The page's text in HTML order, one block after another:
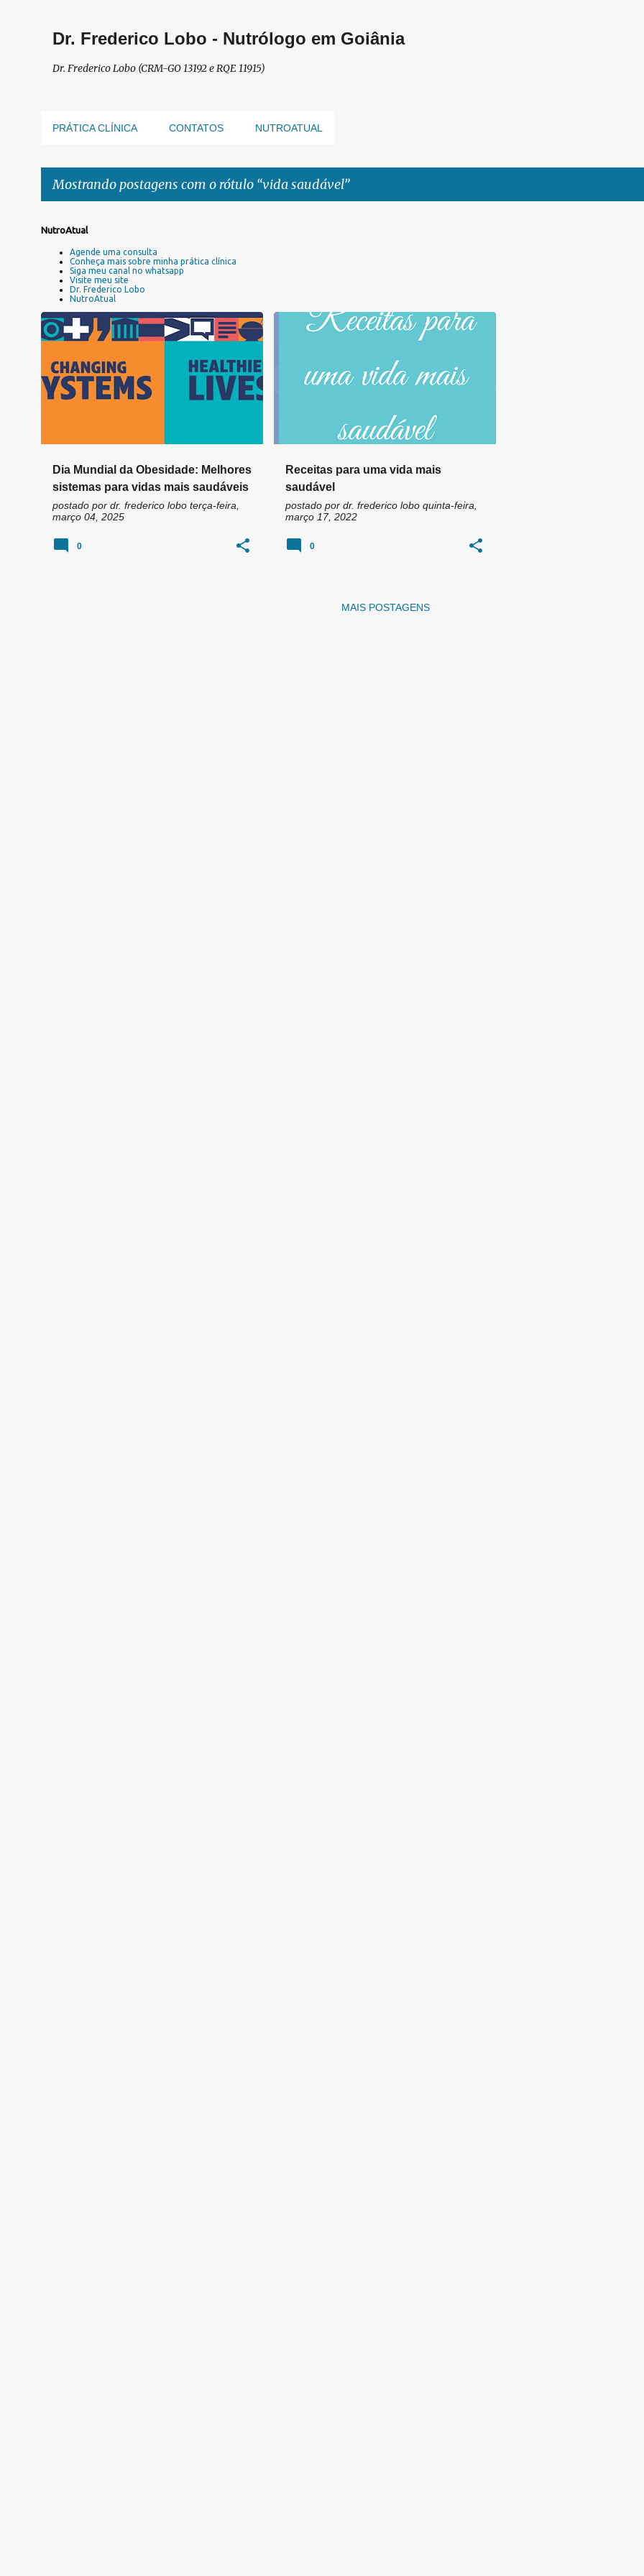
Dr. Frederico Lobo - Nutrólogo em Goiânia
Dr. Frederico Lobo (CRM-GO 13192 e RQE 11915)
PRÁTICA CLÍNICA CONTATOS NUTROATUAL
Mostrando postagens com o rótulo vida saudável
P
e
n
NutroAtual
Agende uma consulta
Conheça mais sobre minha prática clínica
Siga meu canal no whatsapp
Visite meu site
Dr. Frederico Lobo
NutroAtual
Dia Mundial da Obesidade: Melhores
sistemas para vidas mais saudáveis
postado por dr. frederico lobo terça-feira,
março 04, 2025
DIA MUNDIAL DA OBESIDADE OBESIDADE
+
VIDA SAUDÁVEL
0
Receitas para uma vida mais
saudável
postado por dr. frederico lobo quinta-feira,
março 17, 2022
ALIMENTOS ULTRAPROCESSADOS
0
MAIS POSTAGENS